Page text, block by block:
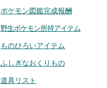
ポケモン図鑑完成報酬
野生ポケモン所持アイテム
ものひろいアイテム
ふしぎなおくりもの
道具リスト